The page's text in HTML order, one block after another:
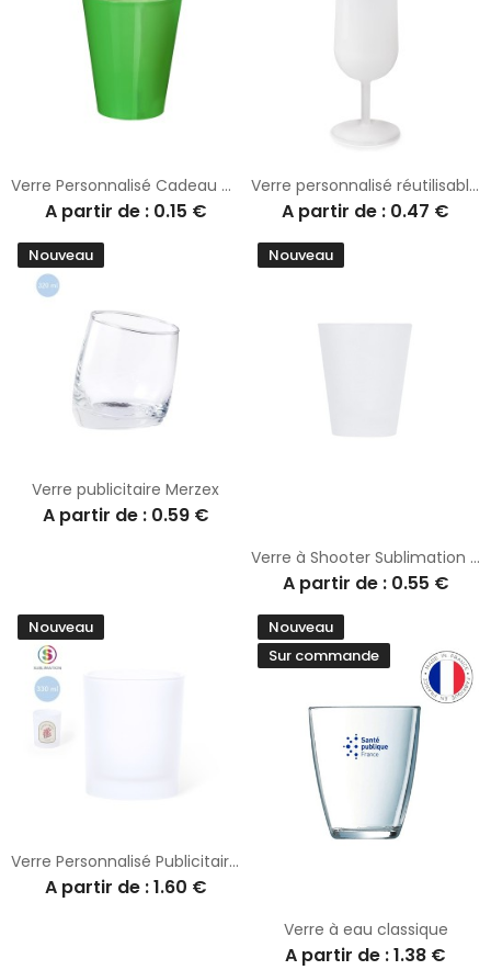
verres publicitaires
qui allient esthétique et fonctionnalité.
Faites le choix de l'originalité et de l'efficacité avec nos verres
conçus pour séduire et marquer les esprits!
Verre Personnalisé Cadeau d'Entreprise Colorbert
A partir de : 0.15 €
Verre personnalisé réutilisable polypropylène PP
A partir de : 0.47 €
Nouveau
Verre publicitaire Merzex
A partir de : 0.59 €
Nouveau
Verre à Shooter Sublimation Nesan
A partir de : 0.55 €
Nouveau
Verre Personnalisé Publicitaire à Sublimation - Loter
A partir de : 1.60 €
Nouveau
Sur commande
Verre à eau classique
A partir de : 1.38 €